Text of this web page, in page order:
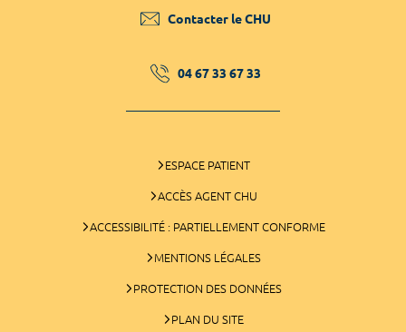
Contacter le CHU
04 67 33 67 33
ESPACE PATIENT
ACCÈS AGENT CHU
ACCESSIBILITÉ : PARTIELLEMENT CONFORME
MENTIONS LÉGALES
PROTECTION DES DONNÉES
PLAN DU SITE